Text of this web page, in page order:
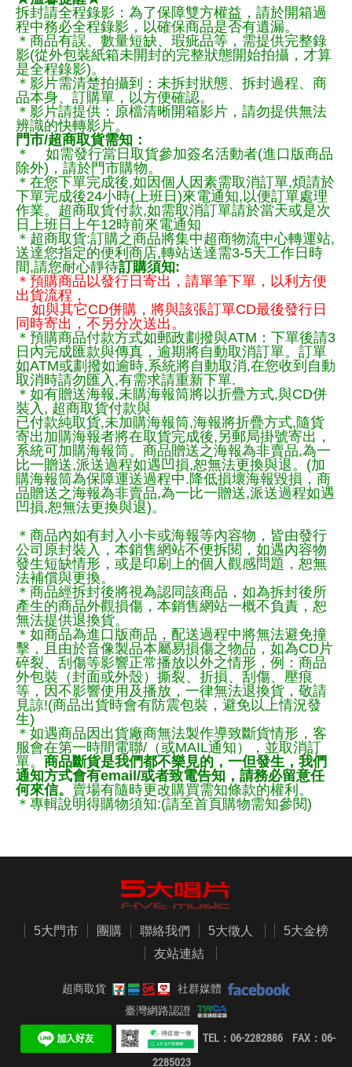
拆封請全程錄影：為了保障雙方權益，請於開箱過
程中務必全程錄影，以確保商品是否有遺漏。
＊商品有誤、數量短缺、瑕疵品等，需提供完整錄
影(從外包裝紙箱未開封的完整狀態開始拍攝，才算
是全程錄影)。
＊影片需清楚拍攝到：未拆封狀態、拆封過程、商
品本身、訂購單，以方便確認。
＊影片請提供：原檔清晰開箱影片，請勿提供無法
辨識的快轉影片。
門市/超商取貨需知：
＊ 如需發行當日取貨參加簽名活動者(進口版商品
除外)，請於門市購物。
＊在您下單完成後,如因個人因素需取消訂單,煩請於
下單完成後24小時(上班日)來電通知,以便訂單處理
作業。超商取貨付款,如需取消訂單請於當天或是次
日上班日上午12時前來電通知
＊超商取貨:訂購之商品將集中超商物流中心轉運站,
送達您指定的便利商店,轉站送達需3-5天工作日時
間,請您耐心靜待訂購須知:
＊預購商品以發行日寄出，請單筆下單，以利方便
出貨流程，
如與其它CD併購，將與該張訂單CD最後發行日
同時寄出，不另分次送出。
＊預購商品付款方式如郵政劃撥與ATM：下單後請3
日內完成匯款與傳真，逾期將自動取消訂單。訂單
如ATM或劃撥如逾時,系統將自動取消,在您收到自動
取消時請勿匯入,有需求請重新下單.
＊如有贈送海報,未購海報筒將以折疊方式,與CD併
裝入, 超商取貨付款與
已付款純取貨,未加購海報筒,海報將折疊方式,隨貨
寄出加購海報者將在取貨完成後,另郵局掛號寄出，
系統可加購海報筒。商品贈送之海報為非賣品,為一
比一贈送,派送過程如遇凹損,恕無法更換與退。(加
購海報筒為保障運送過程中.降低損壞海報毀損，商
品贈送之海報為非賣品,為一比一贈送,派送過程如遇
凹損,恕無法更換與退)。
＊商品內如有封入小卡或海報等內容物，皆由發行
公司原封裝入，本銷售網站不便拆閱，如遇內容物
發生短缺情形，或是印刷上的個人觀感問題，恕無
法補償與更換。
＊商品經拆封後將視為認同該商品，如為拆封後所
產生的商品外觀損傷，本銷售網站一概不負責，恕
無法提供退換貨。
＊如商品為進口版商品，配送過程中將無法避免撞
擊，且由於音像製品本屬易損傷之物品，如為CD片
碎裂、刮傷等影響正常播放以外之情形，例：商品
外包裝（封面或外殼）撕裂、折損、刮傷、壓痕
等，因不影響使用及播放，一律無法退換貨，敬請
見諒!(商品出貨時會有防震包裝，避免以上情況發
生)
＊如遇商品因出貨廠商無法製作導致斷貨情形，客
服會在第一時間電聯/（或MAIL通知），並取消訂
單。 商品斷貨是我們都不樂見的，一但發生，我們
通知方式會有email/或者致電告知，請務必留意任
何來信。 賣場有隨時更改購買需知條款的權利。
＊專輯說明得購物須知:(請至首頁購物需知參閱)
5大門市 團購 聯絡我們 5大徵人
5大金榜
友站連結
超商取貨
社群媒體
臺灣網路認證
TEL：06-2282886 FAX：06-
2285023